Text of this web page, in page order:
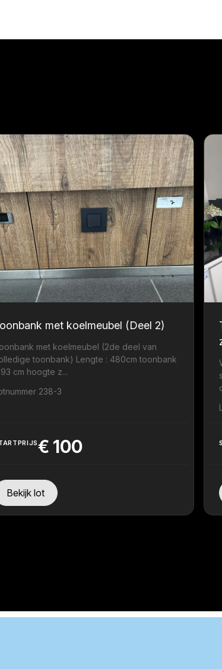
met koelmeubel (Deel 2)
met koelmeubel (2de deel van
toonbank) Lengte : 480cm toonbank
cm hoogte z...
238-3
€ 100
Bekijk lot